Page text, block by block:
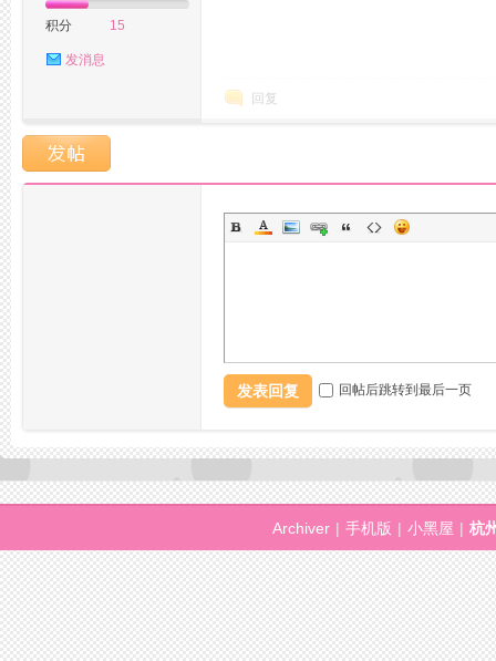
州
积分 15
发消息
回复
发表回复 回帖后跳转到最后一页
Archiver | 手机版 | 小黑屋 | 杭